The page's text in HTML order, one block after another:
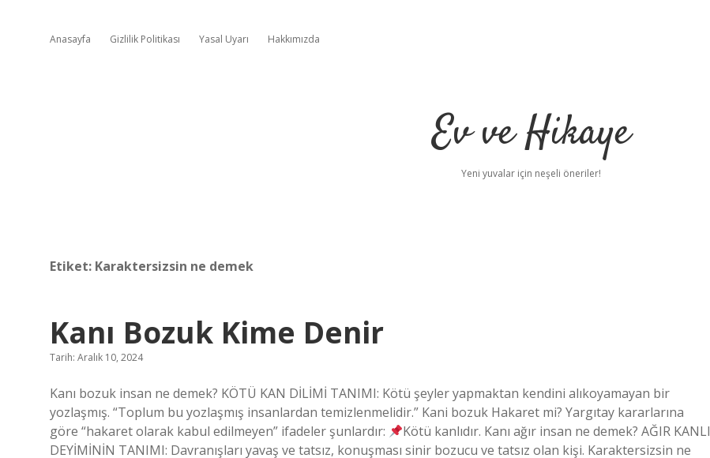
Anasayfa Gizlilik Politikası Yasal Uyarı Hakkımızda
Ev ve Hikaye
Yeni yuvalar için neşeli öneriler!
Etiket: Karaktersizsin ne demek
Kanı Bozuk Kime Denir
Tarih: Aralık 10, 2024
Kanı bozuk insan ne demek? KÖTÜ KAN DİLİMİ TANIMI: Kötü şeyler yapmaktan kendini alıkoyamayan bir
yozlaşmış. “Toplum bu yozlaşmış insanlardan temizlenmelidir.” Kani bozuk Hakaret mi? Yargıtay kararlarına
göre “hakaret olarak kabul edilmeyen” ifadeler şunlardır:
Kötü kanlıdır. Kanı ağır insan ne demek? AĞIR KANLI
DEYİMİNİN TANIMI: Davranışları yavaş ve tatsız, konuşması sinir bozucu ve tatsız olan kişi. Karaktersizsin ne